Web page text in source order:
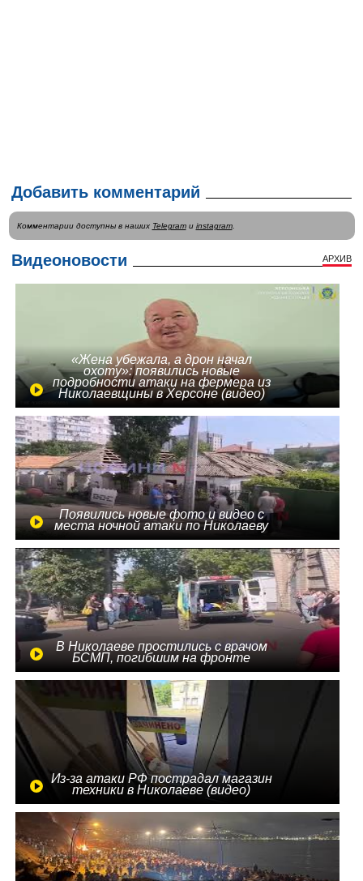
Добавить комментарий
Комментарии доступны в наших Telegramи instagram.
Видеоновости АРХИВ
«Жена убежала, а дрон начал
охоту»: появились новые
подробности атаки на фермера из
Николаевщины в Херсоне (видео)
Появились новые фото и видео с
места ночной атаки по Николаеву
В Николаеве простились с врачом
БСМП, погибшим на фронте
Из-за атаки РФ пострадал магазин
техники в Николаеве (видео)